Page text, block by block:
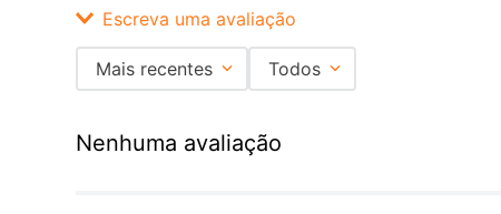
Escreva uma avaliação
Título
Mais recentes Todos
Nenhuma avaliação